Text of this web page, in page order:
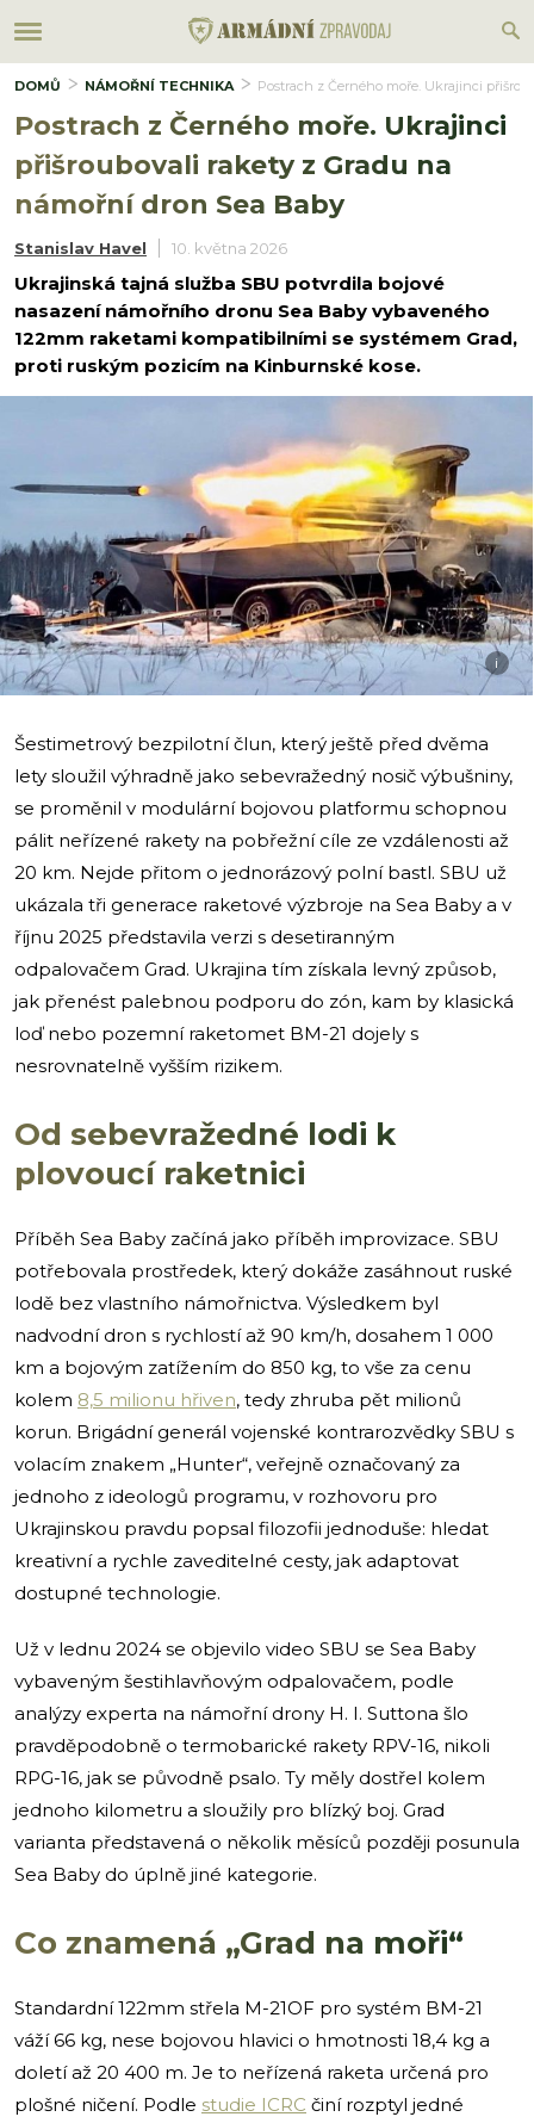
DOMŮ NÁMOŘNÍ TECHNIKA Postrach z Černého moře. Ukrajinci
Postrach z Černého moře. Ukrajinci
přišroubovali rakety z Gradu na
námořní dron Sea Baby
Stanislav Havel 10. května 2026
Ukrajinská tajná služba SBU potvrdila bojové
nasazení námořního dronu Sea Baby vybaveného
122mm raketami kompatibilními se systémem Grad,
proti ruským pozicím na Kinburnské kose.
i
Šestimetrový bezpilotní člun, který ještě před dvěma
lety sloužil výhradně jako sebevražedný nosič výbušniny,
se proměnil v modulární bojovou platformu schopnou
pálit neřízené rakety na pobřežní cíle ze vzdálenosti až
20 km. Nejde přitom o jednorázový polní bastl. SBU už
ukázala tři generace raketové výzbroje na Sea Baby a v
říjnu 2025 představila verzi s desetiranným
odpalovačem Grad. Ukrajina tím získala levný způsob,
jak přenést palebnou podporu do zón, kam by klasická
loď nebo pozemní raketomet BM-21 dojely s
nesrovnatelně vyšším rizikem.
Od sebevražedné lodi k
plovoucí raketnici
Příběh Sea Baby začíná jako příběh improvizace. SBU
potřebovala prostředek, který dokáže zasáhnout ruské
lodě bez vlastního námořnictva. Výsledkem byl
nadvodní dron s rychlostí až 90 km/h, dosahem 1 000
km a bojovým zatížením do 850 kg, to vše za cenu
kolem 8,5 milionu hřiven, tedy zhruba pět milionů
korun. Brigádní generál vojenské kontrarozvědky SBU s
volacím znakem „Hunter“, veřejně označovaný za
jednoho z ideologů programu, v rozhovoru pro
Ukrajinskou pravdu popsal filozofii jednoduše: hledat
kreativní a rychle zaveditelné cesty, jak adaptovat
dostupné technologie.
Už v lednu 2024 se objevilo video SBU se Sea Baby
vybaveným šestihlavňovým odpalovačem, podle
analýzy experta na námořní drony H. I. Suttona šlo
pravděpodobně o termobarické rakety RPV-16, nikoli
RPG-16, jak se původně psalo. Ty měly dostřel kolem
jednoho kilometru a sloužily pro blízký boj. Grad
varianta představená o několik měsíců později posunula
Sea Baby do úplně jiné kategorie.
Co znamená „Grad na moři“
Standardní 122mm střela M-21OF pro systém BM-21
váží 66 kg, nese bojovou hlavici o hmotnosti 18,4 kg a
doletí až 20 400 m. Je to neřízená raketa určená pro
plošné ničení. Podle studie ICRC činí rozptyl jedné